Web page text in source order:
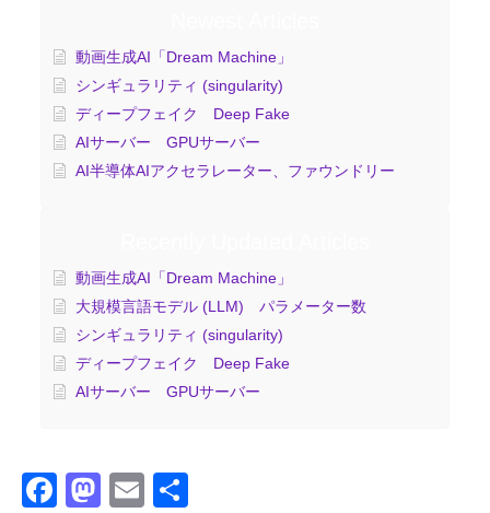
動画生成AI「Dream Machine」
シンギュラリティ (singularity)
ディープフェイク Deep Fake
AIサーバー GPUサーバー
AI半導体AIアクセラレーター、ファウンドリー
動画生成AI「Dream Machine」
大規模言語モデル (LLM) パラメーター数
シンギュラリティ (singularity)
ディープフェイク Deep Fake
AIサーバー GPUサーバー
F
M
E